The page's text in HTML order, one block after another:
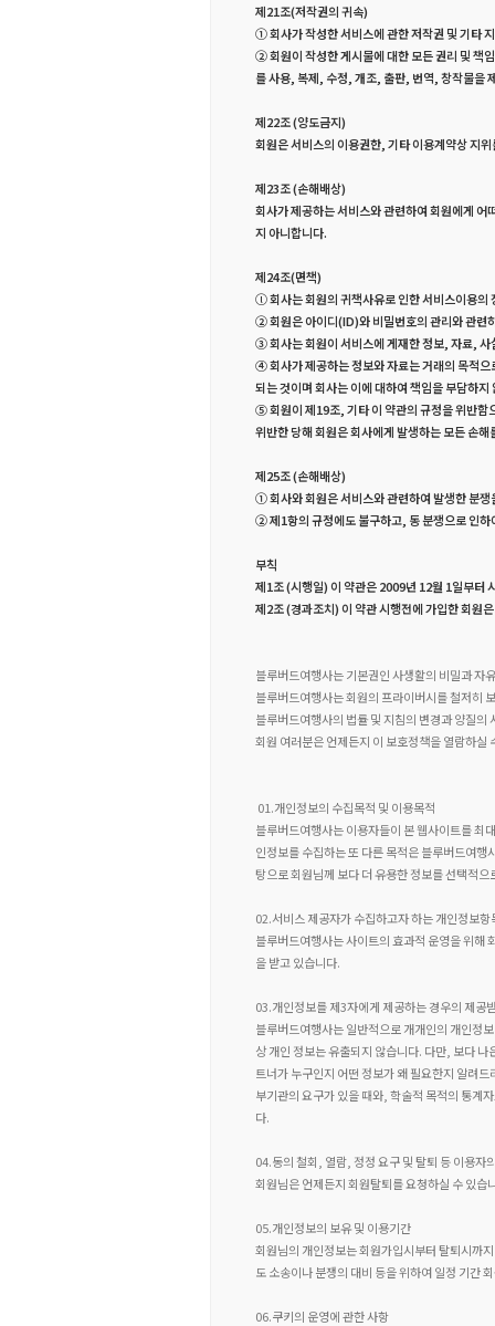
제21조(저작권의 귀속)
① 회사가 작성한 서비스에 관한 저작권 및 기타
② 회원이 작성한 게시물에 대한 모든 권리 및 책
를 사용, 복제, 수정, 개조, 출판, 번역, 창작물을
제22조 (양도금지)
회원은 서비스의 이용권한, 기타 이용계약상 지
제23조 (손해배상)
회사가 제공하는 서비스와 관련하여 회원에게 어
지 아니합니다.
제24조(면책)
ⓛ 회사는 회원의 귀책사유로 인한 서비스이용의
② 회원은 아이디(ID)와 비밀번호의 관리와 관련
③ 회사는 회원이 서비스에 게재한 정보, 자료, 사
④ 회사가 제공하는 정보와 자료는 거래의 목적으
되는 것이며 회사는 이에 대하여 책임을 부담하지
⑤ 회원이 제19조, 기타 이 약관의 규정을 위반함
위반한 당해 회원은 회사에게 발생하는 모든 손
제25조 (손해배상)
① 회사와 회원은 서비스와 관련하여 발생한 분
② 제1항의 규정에도 불구하고, 동 분쟁으로 인하
부칙
제1조 (시행일) 이 약관은 2009년 12월 1일부터
제2조 (경과조치) 이 약관 시행전에 가입한 회원
블루버드여행사는 기본권인 사생활의 비밀과 자
블루버드여행사는 회원의 프라이버시를 철저히
블루버드여행사의 법률 및 지침의 변경과 양질의
회원 여러분은 언제든지 이 보호정책을 열람하
01.개인정보의 수집목적 및 이용목적
블루버드여행사는 이용자들이 본 웹사이트를 최
인정보를 수집하는 또 다른 목적은 블루버드여
탕으로 회원님께 보다 더 유용한 정보를 선택적
02.서비스 제공자가 수집하고자 하는 개인정보
블루버드여행사는 사이트의 효과적 운영을 위해
을 받고 있습니다.
03.개인정보를 제3자에게 제공하는 경우의 제공
블루버드여행사는 일반적으로 개개인의 개인정
상 개인 정보는 유출되지 않습니다. 다만, 보다
트너가 누구인지 어떤 정보가 왜 필요한지 알려
부기관의 요구가 있을 때와, 학술적 목적의 통계
다.
04.동의 철회, 열람, 정정 요구 및 탈퇴 등 이용자
회원님은 언제든지 회원탈퇴를 요청하실 수 있
05.개인정보의 보유 및 이용기간
회원님의 개인정보는 회원가입시부터 탈퇴시까
도 소송이나 분쟁의 대비 등을 위하여 일정 기간
06.쿠키의 운영에 관한 사항